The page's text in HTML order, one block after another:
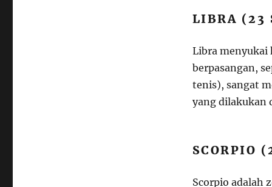
LIBRA (23
Libra menyukai
berpasangan,
tenis), sangat
yang dilakukan
SCORPIO
Scorpio adalah